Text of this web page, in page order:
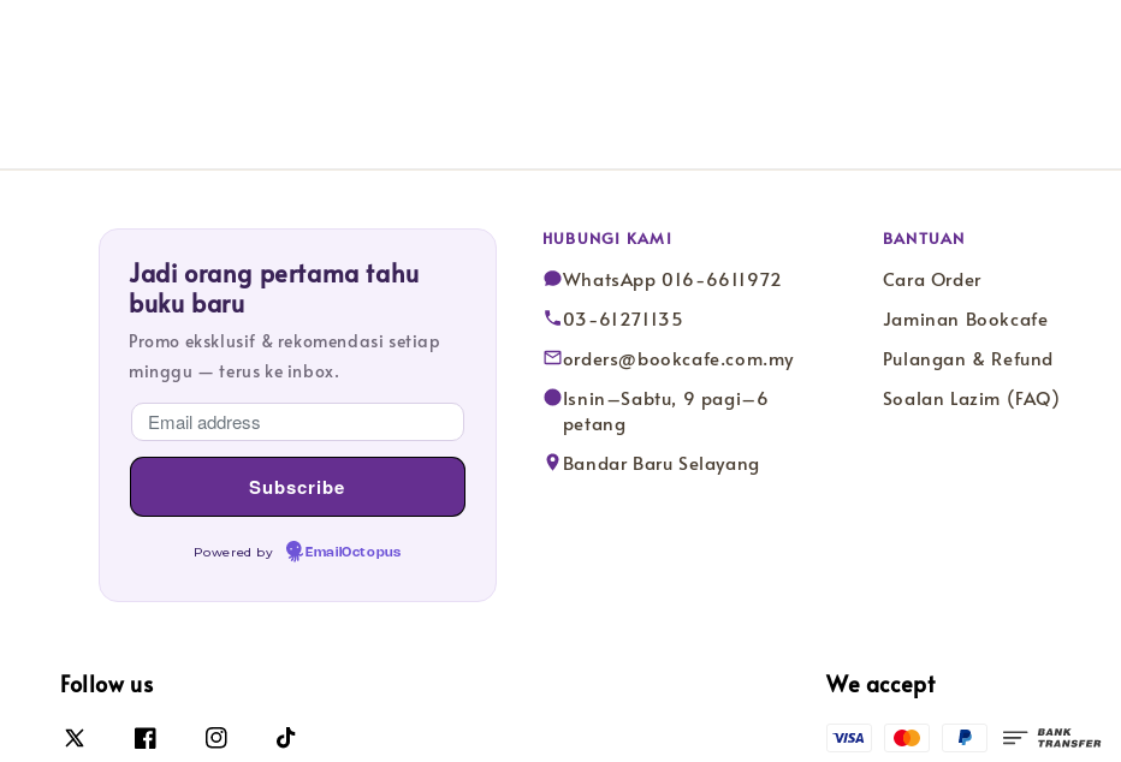
Jadi orang pertama tahu
buku baru
Promo eksklusif & rekomendasi setiap
minggu — terus ke inbox.
Powered by EmailOctopus
HUBUNGI KAMI
WhatsApp 016-6611972
03-61271135
orders@bookcafe.com.my
Isnin–Sabtu, 9 pagi–6
petang
Bandar Baru Selayang
BANTUAN
Cara Order
Jaminan Bookcafe
Pulangan & Refund
Soalan Lazim (FAQ)
Follow us We accept